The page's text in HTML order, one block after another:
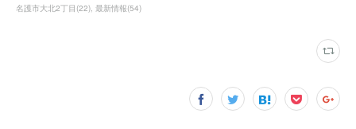
名護市大北2丁目 (22) 最新情報(54)